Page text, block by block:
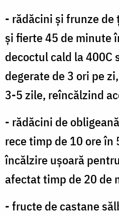
- rădăcini şi frunze
şi fierte 45 de minute
decoctul cald la 400C
degerate de 3 ori pe
3-5 zile, reîncălzind
- rădăcini de
rece timp de 10 ore în
încălzire uşoară
afectat timp de 20 de
- fructe de castane